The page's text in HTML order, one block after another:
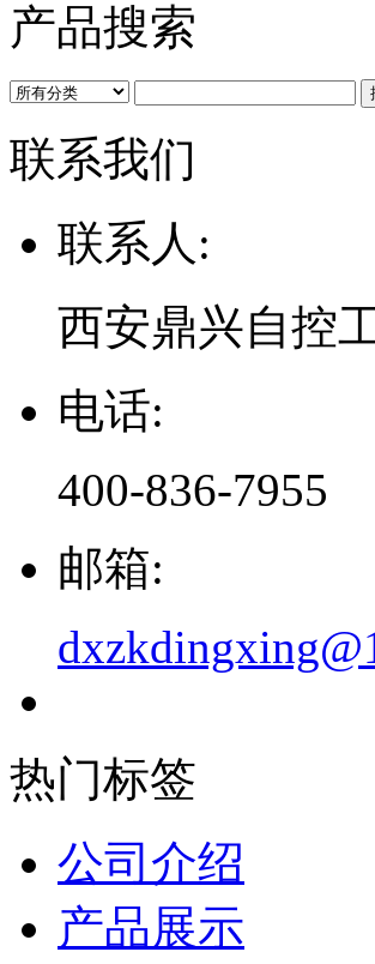
产品搜索
联系我们
联系人:
西安鼎兴自控
电话:
400-836-7955
邮箱:
热门标签
公司介绍
产品展示